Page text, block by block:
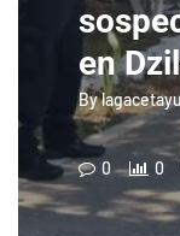
en
By
0 0